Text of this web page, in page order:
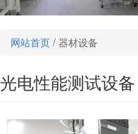
网站首页 / 器材设备
光电性能测试设备